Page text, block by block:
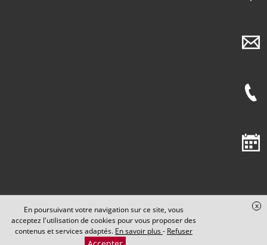
Cabinet Maxence PERRIN
En poursuivant votre navigation sur ce site, vous
acceptez l'utilisation de cookies pour vous proposer des
contenus et services adaptés. En savoir plus- Refuser
x